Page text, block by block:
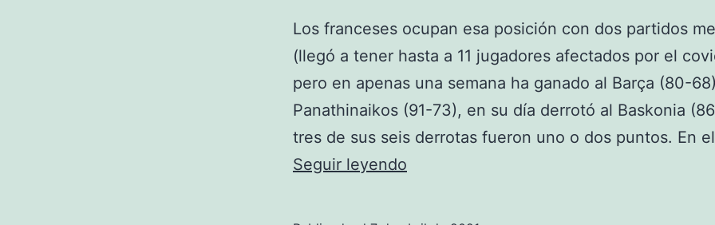
Los franceses ocupan esa posición con dos partidos
(llegó a tener hasta a 11 jugadores afectados por el
pero en apenas una semana ha ganado al Barça (80-
Panathinaikos (91-73), en su día derrotó al Baskonia
tres de sus seis derrotas fueron uno o dos puntos. En
Seguir leyendo